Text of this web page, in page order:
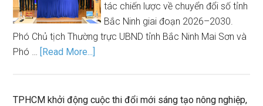
tác chiến lược về chuyển đổi số tỉnh
Bắc Ninh giai đoạn 2026–2030.
Phó Chủ tịch Thường trực UBND tỉnh Bắc Ninh Mai Sơn và
Phó … [Read More...]
TPHCM khởi động cuộc thi đổi mới sáng tạo nông nghiệp,